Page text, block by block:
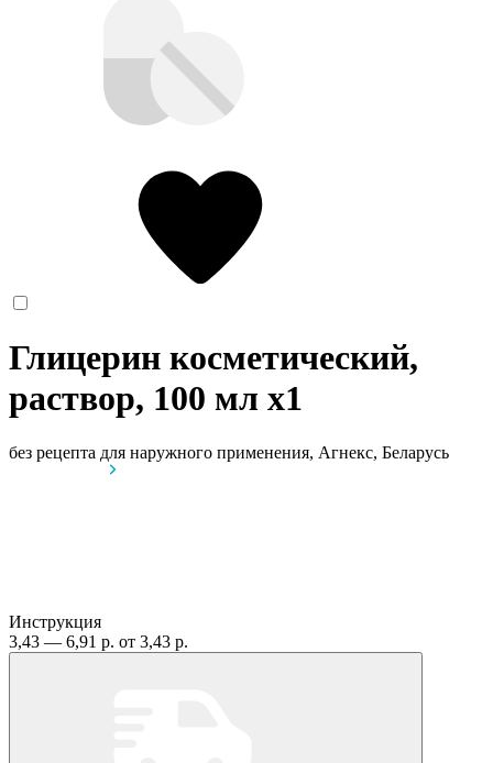
Глицерин косметический,
раствор, 100 мл x1
без рецепта для наружного применения, Агнекс, Беларусь
Инструкция
3,43 — 6,91 р. от 3,43 р.